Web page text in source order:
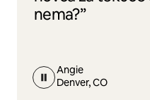
nema?”
Angie
Denver, CO